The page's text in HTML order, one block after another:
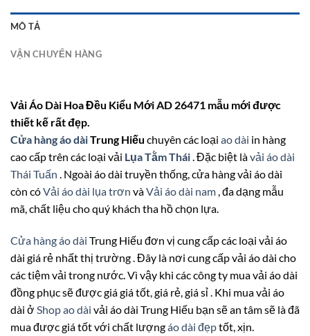
MÔ TẢ
VẬN CHUYỂN HÀNG
Vải Áo Dài Hoa Đều Kiểu Mới AD 26471 mẫu mới được
thiết kế rất đẹp.
Cửa hàng áo dàiTrung Hiếu chuyên các loại ao dài in hàng
cao cấp trên các loại vải Lụa Tằm Thái . Đặc biệt làvải áo dài
Thái Tuấn . Ngoài áo dài truyền thống, cửa hàng vải áo dài
còn cóVải áo dài lụa trơn vàVải áo dài nam , đa dạng mẫu
mã, chất liệu cho quý khách tha hồ chọn lựa.
Cửa hàng áo dài Trung Hiếu đơn vị cung cấp các loại vải áo
dài giá rẻ nhất thị trường . Đây là nơi cung cấp vải áo dài cho
các tiệm vải trong nước. Vì vậy khi các công ty mua vải áo dài
đồng phục sẽ được giá giá tốt, giá rẻ, giá sỉ . Khi mua vải áo
dài ở Shop ao dài vải áo dài Trung Hiếu bạn sẽ an tâm sẽ là đã
mua được giá tốt với chất lượngáo dài đẹptốt, xịn.